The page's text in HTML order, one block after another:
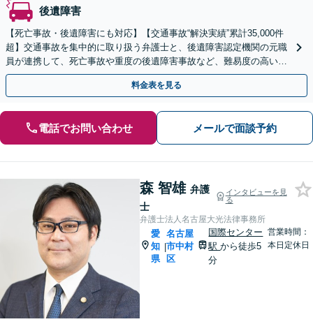
後遺障害
【死亡事故・後遺障害にも対応】【交通事故“解決実績”累計35,000件
超】交通事故を集中的に取り扱う弁護士と、後遺障害認定機関の元職
員が連携して、死亡事故や重度の後遺障害事故など、難易度の高い事
案についても対応させていただきます。
料金表を見る
電話でお問い合わせ メールで面談予約
森 智雄 弁護
士
インタビューを見
る
弁護士法人名古屋大光法律事務所
愛
知
県
|
名古屋
市中村
区
国際センター
駅から徒歩5
分
営業時間：
本日定休日